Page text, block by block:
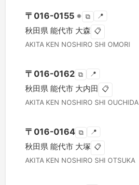
〒 016-0155 ※ ⧉ 📍
秋田県 能代市 大森 📋
AKITA KEN NOSHIRO SHI OMORI
〒 016-0162 ⧉ 📍
秋田県 能代市 大内田 📋
AKITA KEN NOSHIRO SHI OUCHIDA
〒 016-0164 ⧉ 📍
秋田県 能代市 大塚 📋
AKITA KEN NOSHIRO SHI OTSUKA